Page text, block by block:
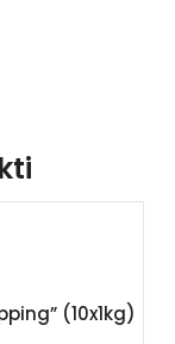
(10x1kg)